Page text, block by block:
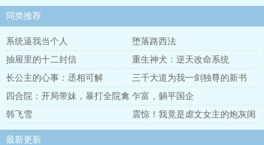
同类推荐
系统逼我当个人
堕落路西法
抽屉里的十二封信
重生神犬：逆天改命系统
长公主的心事：丞相可解
三千大道为我一剑独尊的新书
四合院：开局带妹，暴打全院禽
兽
乍富，躺平国企
韩飞雪
震惊！我竟是虐文女主的炮灰闺
蜜
最新更新